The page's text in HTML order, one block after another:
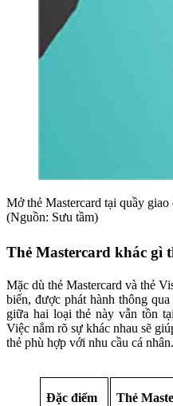
Mở thẻ Mastercard tại quầy
(Nguồn: Sưu tầm)
Thẻ Mastercard khác gì
Mặc dù thẻ Mastercard và thẻ
biến, được phát hành thông
giữa hai loại thẻ này vẫn tồn
Việc nắm rõ sự khác nhau sẽ
thẻ phù hợp với nhu cầu cá nhân.
Đặc điểm Thẻ